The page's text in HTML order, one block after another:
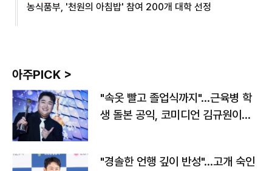
농식품부, '천원의 아침밥' 참여 200개 대학 선정
아주PICK >
"속옷 빨고 졸업식까지"…근육병 학
생 돌본 공익, 코미디언 김규원이었
"경솔한 언행 깊이 반성"…고개 숙인